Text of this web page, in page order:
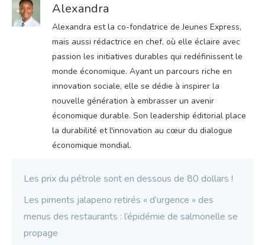
Alexandra
Alexandra est la co-fondatrice de Jeunes Express,
mais aussi rédactrice en chef, où elle éclaire avec
passion les initiatives durables qui redéfinissent le
monde économique. Ayant un parcours riche en
innovation sociale, elle se dédie à inspirer la
nouvelle génération à embrasser un avenir
économique durable. Son leadership éditorial place
la durabilité et l'innovation au cœur du dialogue
économique mondial.
Les prix du pétrole sont en dessous de 80 dollars !
Les piments jalapeno retirés « d’urgence » des
menus des restaurants : l’épidémie de salmonelle se
propage